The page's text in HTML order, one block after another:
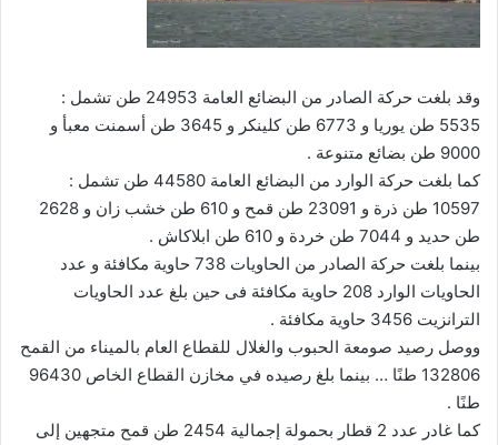
وقد بلغت حركة الصادر من البضائع العامة 24953 طن تشمل :
5535 طن يوريا و 6773 طن كلينكر و 3645 طن أسمنت معبأ و
9000 طن بضائع متنوعة .
كما بلغت حركة الوارد من البضائع العامة 44580 طن تشمل :
10597 طن ذرة و 23091 طن قمح و 610 طن خشب زان و 2628
طن حديد و 7044 طن خردة و 610 طن ابلاكاش .
بينما بلغت حركة الصادر من الحاويات 738 حاوية مكافئة و عدد
الحاويات الوارد 208 حاوية مكافئة فى حين بلغ عدد الحاويات
الترانزيت 3456 حاوية مكافئة .
ووصل رصيد صومعة الحبوب والغلال للقطاع العام بالميناء من القمح
132806 طنًا … بينما بلغ رصيده في مخازن القطاع الخاص 96430
طنًا .
كما غادر عدد 2 قطار بحمولة إجمالية 2454 طن قمح متجهين إلى